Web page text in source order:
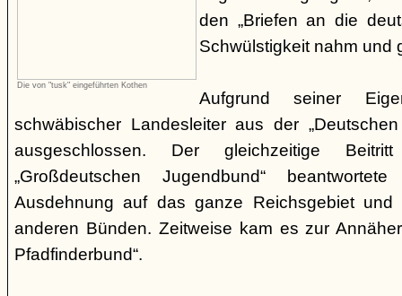
Die von "tusk" eingeführten Kothen
den „Briefen an die
Schwülstigkeit nahm und
Aufgrund seiner
schwäbischer Landesleiter aus der
ausgeschlossen. Der gleichzeitige
„Großdeutschen Jugendbund“
Ausdehnung auf das ganze Reichsgebiet und
anderen Bünden. Zeitweise kam es zur
Pfadfinderbund“.